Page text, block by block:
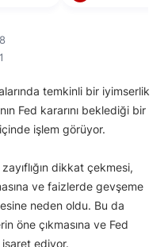
temkinli bir iyimserlik
Fed kararını beklediği bir
işlem görüyor.
dikkat çekmesi,
ve faizlerde gevşeme
neden oldu. Bu da
öne çıkmasına ve Fed
ediyor.